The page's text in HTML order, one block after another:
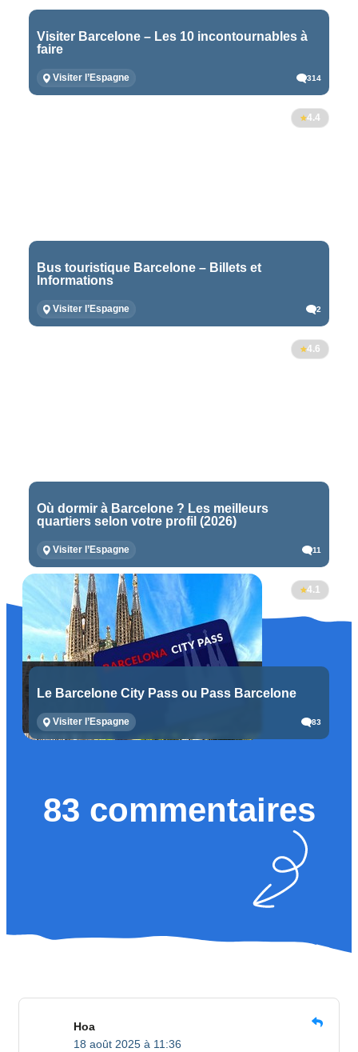
Visiter Barcelone – Les 10 incontournables à
faire
Visiter l’Espagne 314
4.4
Bus touristique Barcelone – Billets et
Informations
Visiter l’Espagne 2
4.6
Où dormir à Barcelone ? Les meilleurs
quartiers selon votre profil (2026)
Visiter l’Espagne 11
4.1
Le Barcelone City Pass ou Pass Barcelone
Visiter l’Espagne 83
83 commentaires
Hoa
18 août 2025 à 11:36